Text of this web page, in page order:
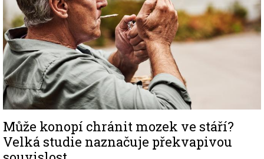
Může konopí chránit mozek ve stáří?
Velká studie naznačuje překvapivou